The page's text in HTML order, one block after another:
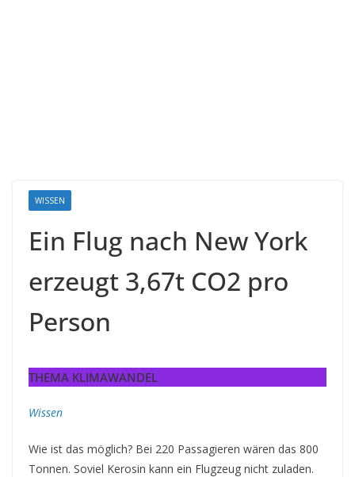
WISSEN
Ein Flug nach New York
erzeugt 3,67t CO2 pro
Person
THEMA KLIMAWANDEL
Wissen
Wie ist das möglich? Bei 220 Passagieren wären das 800
Tonnen. Soviel Kerosin kann ein Flugzeug nicht zuladen.